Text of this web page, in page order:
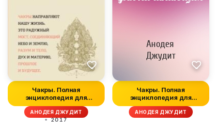
Чакры. Полная
энциклопедия для
начинающих
АНОДЕЯ ДЖУДИТ
2017
Чакры. Полная
энциклопедия для
начинающих
АНОДЕЯ ДЖУДИТ